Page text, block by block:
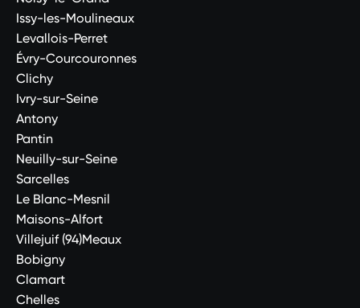
Issy-les-Moulineaux
Levallois-Perret
Évry-Courcouronnes
Clichy
Ivry-sur-Seine
Antony
Pantin
Neuilly-sur-Seine
Sarcelles
Le Blanc-Mesnil
Maisons-Alfort
Villejuif (94)Meaux
Bobigny
Clamart
Chelles